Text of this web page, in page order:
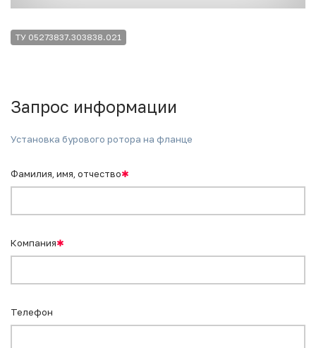
ТУ 05273837.303838.021
Запрос информации
Установка бурового ротора на фланце
Фамилия, имя, отчество✱
Компания✱
Телефон